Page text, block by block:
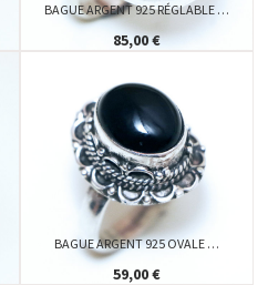
BAGUE ARGENT 925 RÉGLABLE …
85,00 €
BAGUE ARGENT 925 OVALE …
59,00 €